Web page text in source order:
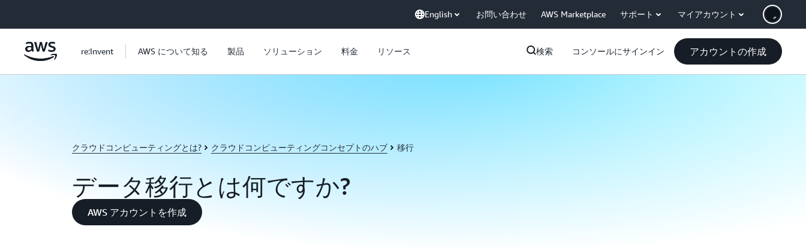
English お問い合わせ AWS Marketplace サポート マイアカウント
re:Invent AWS について知る 製品 ソリューション 料金 リソース 検索 コンソールにサインイン アカウントの作成
クラウドコンピューティングとは? クラウドコンピューティングコンセプトのハブ 移行
データ移行とは何ですか?
AWS アカウントを作成